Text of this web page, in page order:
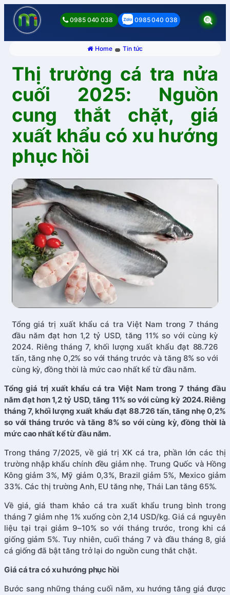
0985 040 038 0985 040 038
Home Tin tức
Thị trường cá tra nửa
cuối 2025: Nguồn
cung thắt chặt, giá
xuất khẩu có xu hướng
phục hồi
Tổng giá trị xuất khẩu cá tra Việt Nam trong 7 tháng
đầu năm đạt hơn 1,2 tỷ USD, tăng 11% so với cùng kỳ
2024. Riêng tháng 7, khối lượng xuất khẩu đạt 88.726
tấn, tăng nhẹ 0,2% so với tháng trước và tăng 8% so với
cùng kỳ, đồng thời là mức cao nhất kể từ đầu năm.
Tổng giá trị xuất khẩu cá tra Việt Nam trong 7 tháng đầu
năm đạt hơn 1,2 tỷ USD, tăng 11% so với cùng kỳ 2024. Riêng
tháng 7, khối lượng xuất khẩu đạt 88.726 tấn, tăng nhẹ 0,2%
so với tháng trước và tăng 8% so với cùng kỳ, đồng thời là
mức cao nhất kể từ đầu năm.
Trong tháng 7/2025, về giá trị XK cá tra, phần lớn các thị
trường nhập khẩu chính đều giảm nhẹ. Trung Quốc và Hồng
Kông giảm 3%, Mỹ giảm 0,3%, Brazil giảm 5%, Mexico giảm
33%. Các thị trường Anh, EU tăng nhẹ, Thái Lan tăng 65%.
Về giá, giá tham khảo cá tra xuất khẩu trung bình trong
tháng 7 giảm nhẹ 1% xuống còn 2,14 USD/kg. Giá cá nguyên
liệu tại trại giảm 9–10% so với tháng trước, trong khi cá
giống giảm 5%. Tuy nhiên, cuối tháng 7 và đầu tháng 8, giá
cá giống đã bật tăng trở lại do nguồn cung thắt chặt.
Giá cá tra có xu hướng phục hồi
Bước sang những tháng cuối năm, xu hướng tăng giá được